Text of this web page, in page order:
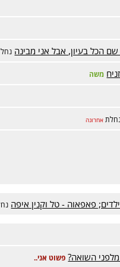
הכל בעיון, אבל אני מבינה
משה
אחרונה
פאפאוה - טל וקנין איפה
השואה? פשוט אני..